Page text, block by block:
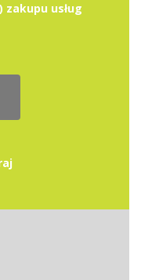
zakupu usług